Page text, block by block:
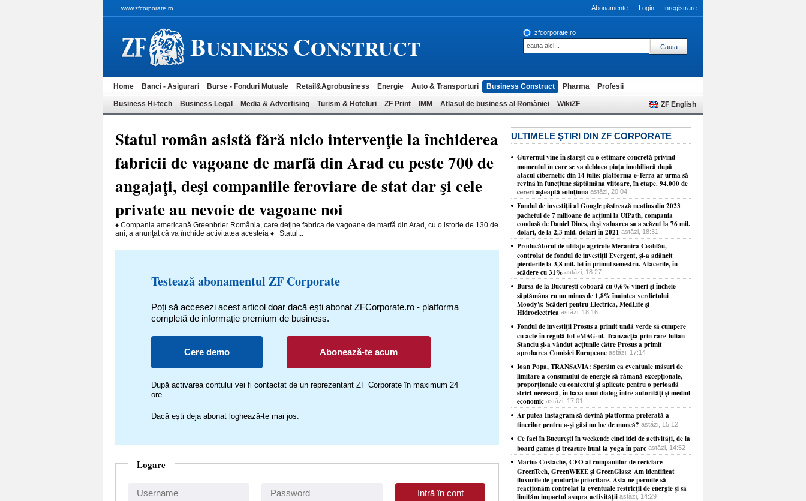
www.zfcorporate.ro Abonamente Login Inregistrare
BUSINESS CONSTRUCT
zfcorporate.ro
Home Banci - Asigurari Burse - Fonduri Mutuale Retail&Agrobusiness Energie Auto & Transporturi Business Construct Pharma Profesii
Business Hi-tech Business Legal Media & Advertising Turism & Hoteluri ZF Print IMM Atlasul de business al României WikiZF ZF English
Statul român asistă fără nicio intervenţie la închiderea
fabricii de vagoane de marfă din Arad cu peste 700 de
angajaţi, deşi companiile feroviare de stat dar şi cele
private au nevoie de vagoane noi
♦ Compania americană Greenbrier România, care deţine fabrica de vagoane de marfă din Arad, cu o istorie de 130 de
ani, a anunţat că va închide activitatea acesteia ♦ Statul...
Testează abonamentul ZF Corporate
Poți să accesezi acest articol doar dacă ești abonat ZFCorporate.ro - platforma
completă de informație premium de business.
Cere demo Abonează-te acum
După activarea contului vei fi contactat de un reprezentant ZF Corporate în maximum 24
ore
Dacă ești deja abonat loghează-te mai jos.
Logare
ULTIMELE ŞTIRI DIN ZF CORPORATE
Guvernul vine în sfârşit cu o estimare concretă privind
momentul în care se va debloca piaţa imobiliară după
atacul cibernetic din 14 iulie: platforma e-Terra ar urma să
revină în funcţiune săptămâna viitoare, în etape. 94.000 de
cereri aşteaptă soluţiona astăzi, 20:04
Fondul de investiţii al Google păstrează neatins din 2023
pachetul de 7 milioane de acţiuni la UiPath, compania
condusă de Daniel Dines, deşi valoarea sa a scăzut la 76 mil.
dolari, de la 2,3 mld. dolari în 2021 astăzi, 18:31
Producătorul de utilaje agricole Mecanica Ceahlău,
controlat de fondul de investiţii Evergent, şi-a adâncit
pierderile la 3,8 mil. lei în primul semestru. Afacerile, în
scădere cu 31% astăzi, 18:27
Bursa de la Bucureşti coboară cu 0,6% vineri şi încheie
săptămâna cu un minus de 1,8% înaintea verdictului
Moody's: Scăderi pentru Electrica, MedLife şi
Hidroelectrica astăzi, 18:16
Fondul de investiţii Prosus a primit undă verde să cumpere
cu acte în regulă tot eMAG-ul. Tranzacţia prin care Iulian
Stanciu şi-a vândut acţiunile către Prosus a primit
aprobarea Comisiei Europeane astăzi, 17:14
Ioan Popa, TRANSAVIA: Sperăm ca eventuale măsuri de
limitare a consumului de energie să rămână excepţionale,
proporţionale cu contextul şi aplicate pentru o perioadă
strict necesară, în baza unui dialog între autorităţi şi mediul
economic astăzi, 17:01
Ar putea Instagram să devină platforma preferată a
tinerilor pentru a-şi găsi un loc de muncă? astăzi, 15:12
Ce faci în Bucureşti în weekend: cinci idei de activităţi, de la
board games şi treasure hunt la yoga în parc astăzi, 14:52
Marius Costache, CEO al companiilor de reciclare
GreenTech, GreenWEEE şi GreenGlass: Am identificat
fluxurile de producţie prioritare. Asta ne permite să
reacţionăm controlat la eventuale restricţii de energie şi să
limităm impactul asupra activităţii astăzi, 14:29